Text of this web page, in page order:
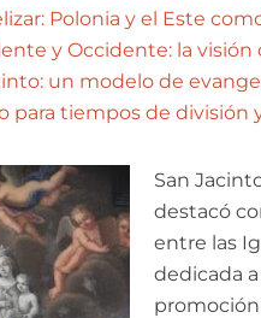
Polonia y el Este
y Occidente: la visión
un modelo de
para tiempos de división
San
destacó
entre las
dedicada